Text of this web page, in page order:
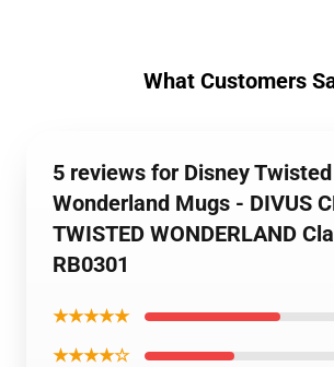
What Customers
5 reviews for Disney Twisted
Wonderland Mugs - DIVUS
TWISTED WONDERLAND
RB0301
★★★★★
★★★★☆